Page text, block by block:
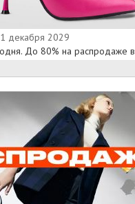
декабря 2029
До 80% на распродаже